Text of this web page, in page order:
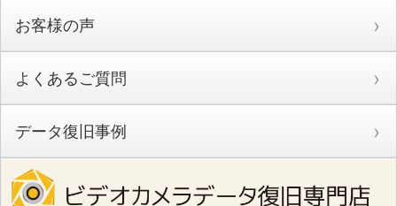
お客様の声
よくあるご質問
データ復旧事例